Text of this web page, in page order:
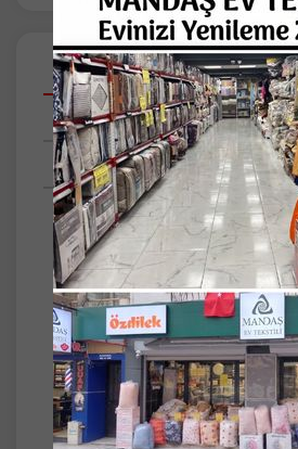
Açıklamalar
Taksit
Tüm Yorumlar
ORİJİNAL LİSANSLI
Taraftar Lisanslı Tek Kişilik
Ebat: 160x220cm
Ağırlık: ~1950gr
Kalite: %100 Polyester